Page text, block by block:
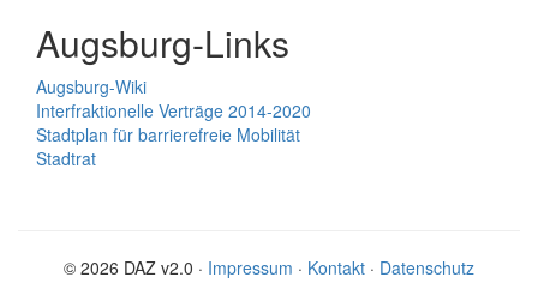
Augsburg-Links
Augsburg-Wiki
Interfraktionelle Verträge 2014-2020
Stadtplan für barrierefreie Mobilität
Stadtrat
© 2026 DAZ v2.0 · Impressum · Kontakt · Datenschutz